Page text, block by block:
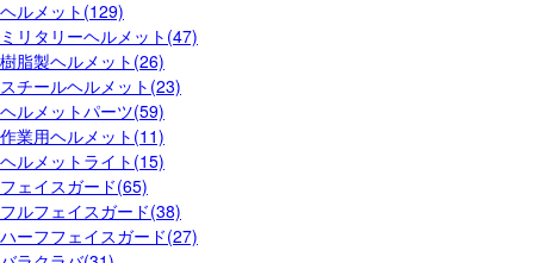
ヘルメット(129)
ミリタリーヘルメット(47)
樹脂製ヘルメット(26)
スチールヘルメット(23)
ヘルメットパーツ(59)
作業用ヘルメット(11)
ヘルメットライト(15)
フェイスガード(65)
フルフェイスガード(38)
ハーフフェイスガード(27)